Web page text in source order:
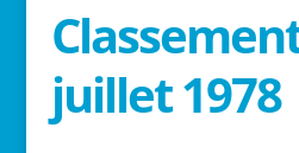
juillet 1978